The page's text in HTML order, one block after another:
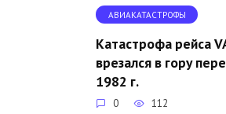
АВИАКАТАСТРОФЫ
Катастрофа рейса
врезался в гору
1982 г.
0 112